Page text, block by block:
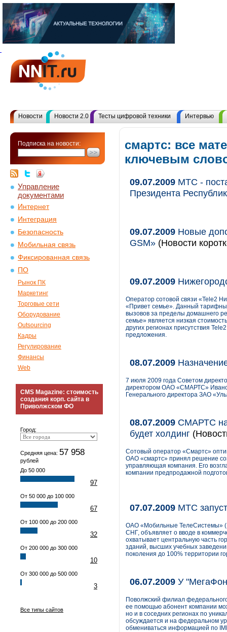
Новости Новости 2.0 Тесты цифровой техники Интервью
Подписка на новости:
Управление
документами
Интернет
Интеграция
Безопасность
Мобильная связь
Фиксированная связь
ПО
Рынок ПК
Маркетинг
Торговые сети
Оборудование
Outsourcing
Кадры
Регулирование
Финансы
Web
CMS Magazine: стоимость
создания корп. сайта в
Приволжском ФО
Город:
Средняя цена: 57 958
рублей
До 50 000
97
От 50 000 до 100 000
67
От 100 000 до 200 000
32
От 200 000 до 300 000
10
От 300 000 до 500 000
3
Все типы сайтов
смартс: все
ключевым
09.07.2009 МТС -
Президента
09.07.2009 Новые
GSM» (Новости
09.07.2009
Оператор сотовой связи «Tele2
«Привет семье». Данный
вызовов за пределы домашнего
семье» является низкая
других регионах присутствия
предложения.
08.07.2009
7 июля 2009 года Советом
директором ОАО «СМАРТС»
Генерального директора ЗАО
08.07.2009 СМАРТС
будет холдинг
Сотовый оператор «Смартс»
ОАО «смартс» принял решение
управляющая компания. Его
компании предпродажной
07.07.2009 МТС
ОАО «Мобильные ТелеСистемы»
СНГ, объявляет о вводе в
охватывает центральную часть
зданий, высших учебных
поколения до 100% территории
06.07.2009 У
Поволжский филиал
ее помощью абонент компании
но и в соседних регионах по
обсуждается и на федеральном
обмениваться информацией по